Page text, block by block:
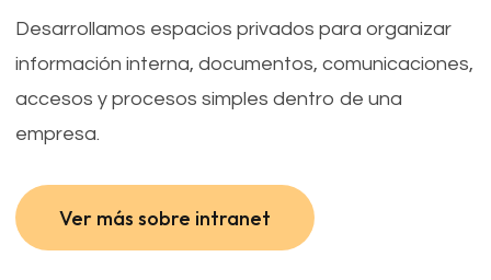
Desarrollamos espacios privados para organizar
información interna, documentos, comunicaciones,
accesos y procesos simples dentro de una
empresa.
Ver más sobre intranet
Ver más sobre intranet